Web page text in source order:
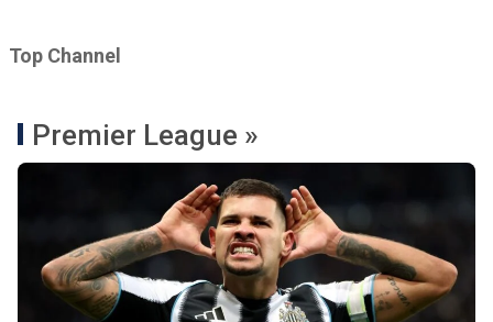
Top Channel
Premier League »